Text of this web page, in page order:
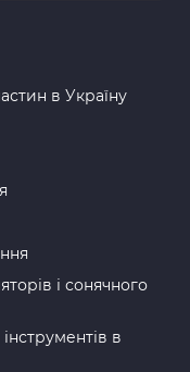
в Україну
і сонячного
в